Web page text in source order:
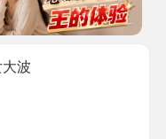
大波